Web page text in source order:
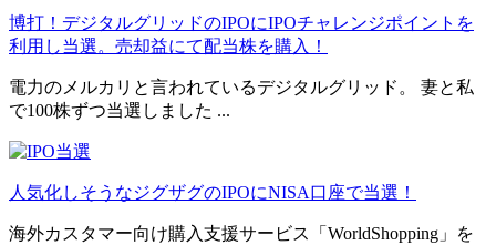
博打！デジタルグリッドのIPOにIPOチャレンジポイントを
利用し当選。売却益にて配当株を購入！
電力のメルカリと言われているデジタルグリッド。 妻と私
で100株ずつ当選しました ...
人気化しそうなジグザグのIPOにNISA口座で当選！
海外カスタマー向け購入支援サービス「WorldShopping」を